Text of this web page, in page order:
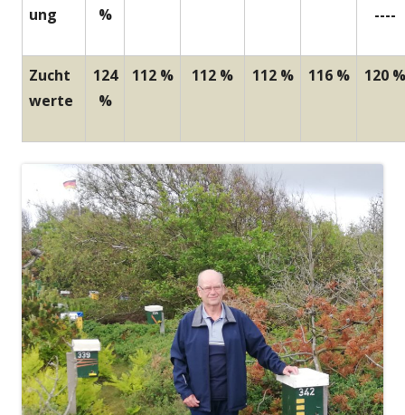
ung
%
----
Zucht
werte
124
%
112 % 112 % 112 % 116 % 120 %